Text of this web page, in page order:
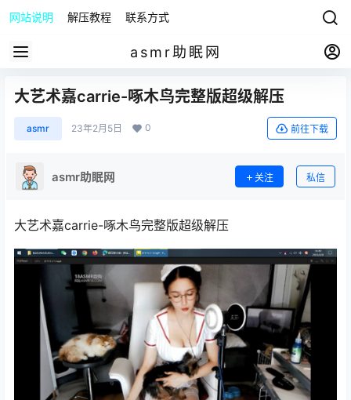
网站说明 解压教程 联系方式
asmr助眠网
大艺术嘉carrie-啄木鸟完整版超级解压
asmr 23年2月5日 0 前往下载
asmr助眠网 关注 私信
大艺术嘉carrie-啄木鸟完整版超级解压